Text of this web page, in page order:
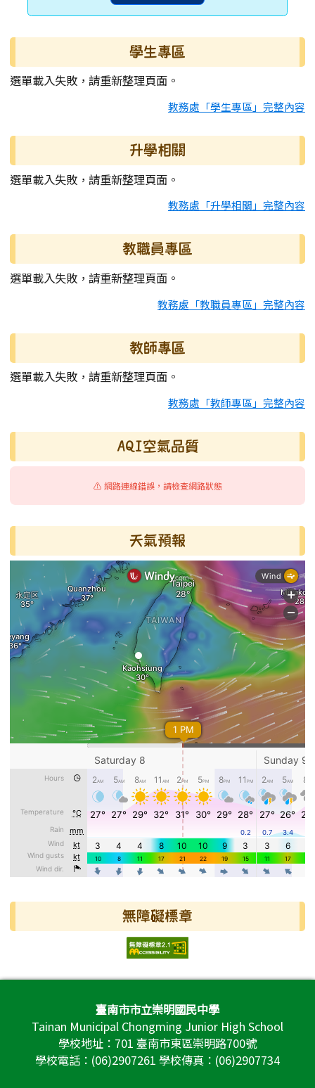
學生專區
選單載入失敗，請重新整理頁面。
教務處「學生專區」完整內容
升學相關
選單載入失敗，請重新整理頁面。
教務處「升學相關」完整內容
教職員專區
選單載入失敗，請重新整理頁面。
教務處「教職員專區」完整內容
教師專區
選單載入失敗，請重新整理頁面。
教務處「教師專區」完整內容
AQI空氣品質
⚠️ 網路連線錯誤，請檢查網路狀態
天氣預報
無障礙標章
頁尾區域內容臺南市市立崇明國民中學
Tainan Municipal Chongming Junior High School
學校地址：701 臺南市東區崇明路700號
學校電話：(06)2907261 學校傳真：(06)2907734